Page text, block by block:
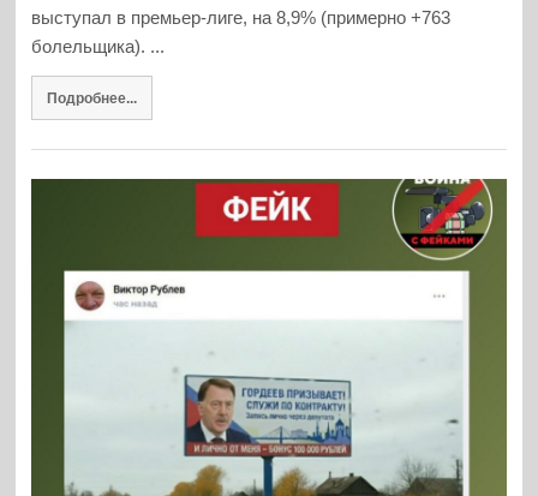
выступал в премьер-лиге, на 8,9% (примерно +763
болельщика). ...
Подробнее...